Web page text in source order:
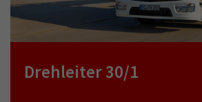
Drehleiter 30/1